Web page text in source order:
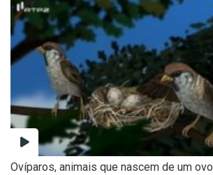
Ovíparos, animais que nascem de um ovo